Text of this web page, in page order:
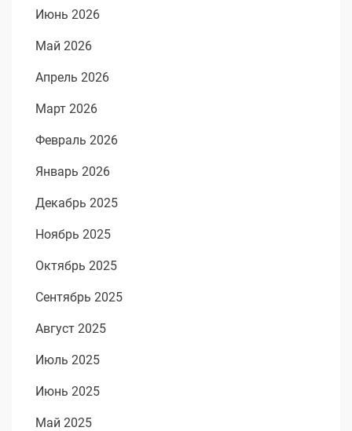
Июнь 2026
Май 2026
Апрель 2026
Март 2026
Февраль 2026
Январь 2026
Декабрь 2025
Ноябрь 2025
Октябрь 2025
Сентябрь 2025
Август 2025
Июль 2025
Июнь 2025
Май 2025